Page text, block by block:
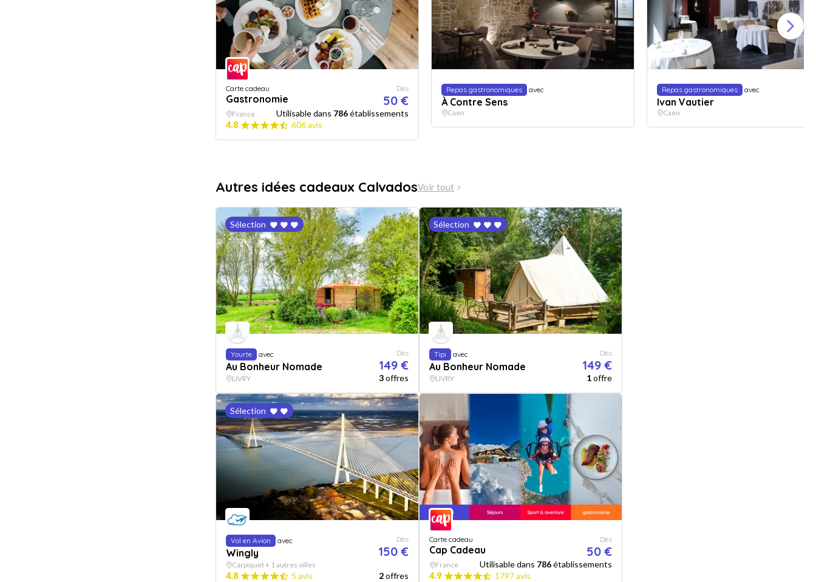
Carte cadeau
Gastronomie
Dès
50 €
France Utilisable dans 786établissements
4.8
606 avis
Repas gastronomiques avec
À Contre Sens
Caen
Repas gastronomiques avec
Ivan Vautier
Caen
Autres idées cadeaux CalvadosVoir tout
Sélection
Yourte avec
Au Bonheur Nomade
Dès
149 €
LIVRY 3offres
Sélection
Tipi avec
Au Bonheur Nomade
Dès
149 €
LIVRY 1offre
Sélection
Vol en Avion avec
Wingly
Dès
150 €
Carpiquet + 1 autres villes
4.8 5 avis 2offres
Carte cadeau
Cap Cadeau
Dès
50 €
France Utilisable dans 786établissements
4.9
1797 avis